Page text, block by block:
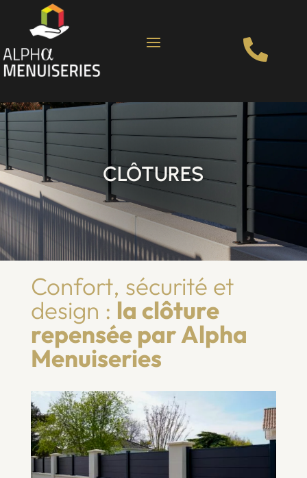

CLÔTURES
Confort, sécurité et
design : la clôture
repensée par Alpha
Menuiseries